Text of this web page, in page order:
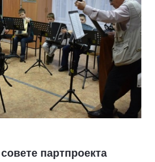
партпроекта